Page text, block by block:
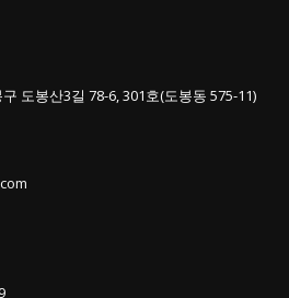
도봉산3길 78-6, 301호(도봉동 575-11)